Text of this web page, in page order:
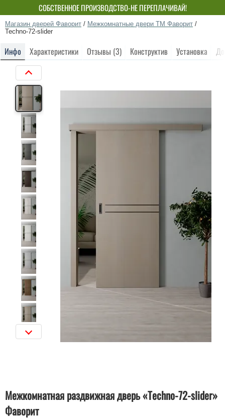
СОБСТВЕННОЕ ПРОИЗВОДСТВО-НЕ ПЕРЕПЛАЧИВАЙ!
Магазин дверей Фаворит / Межкомнатные двери ТМ Фаворит /
Techno-72-slider
Инфо Характеристики Отзывы (3) Конструктив Установка
Межкомнатная раздвижная дверь «Techno-72-slider»
Фаворит